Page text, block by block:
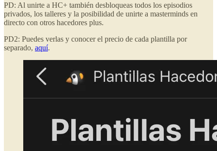
PD: Al unirte a HC+ también desbloqueas todos los episodios
privados, los talleres y la posibilidad de unirte a masterminds en
directo con otros hacedores plus.
PD2: Puedes verlas y conocer el precio de cada plantilla por
separado, aquí.